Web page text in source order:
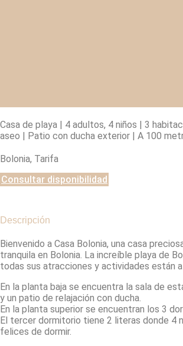
Casa de playa | 4 adultos, 4 niños | 3
aseo | Patio con ducha exterior | A 100
Bolonia, Tarifa
Consultar disponibilidad
Descripción
Bienvenido a Casa Bolonia, una casa
tranquila en Bolonia. La increíble playa de
todas sus atracciones y actividades están a
En la planta baja se encuentra la sala de
y un patio de relajación con ducha.
En la planta superior se encuentran los 3
El tercer dormitorio tiene 2 literas donde 4
felices de dormir.